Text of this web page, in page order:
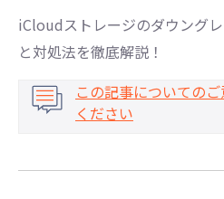
iCloudストレージのダウング
と対処法を徹底解説！
この記事についての
ください